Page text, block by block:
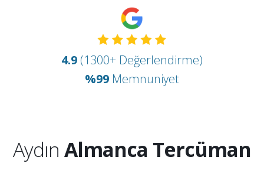
4.9 (1300+ Değerlendirme)
%99 Memnuniyet
Aydın Almanca Tercüman